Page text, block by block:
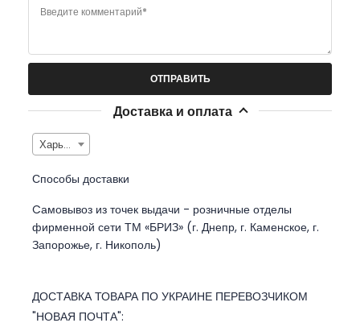
Введите комментарий*
Доставка и оплата
Харьков
Способы доставки
Cамовывоз из точек выдачи - розничные отделы
фирменной сети ТМ «БРИЗ» (г. Днепр, г. Каменское, г.
Запорожье, г. Никополь)
ДОСТАВКА ТОВАРА ПО УКРАИНЕ ПЕРЕВОЗЧИКОМ
"НОВАЯ ПОЧТА":